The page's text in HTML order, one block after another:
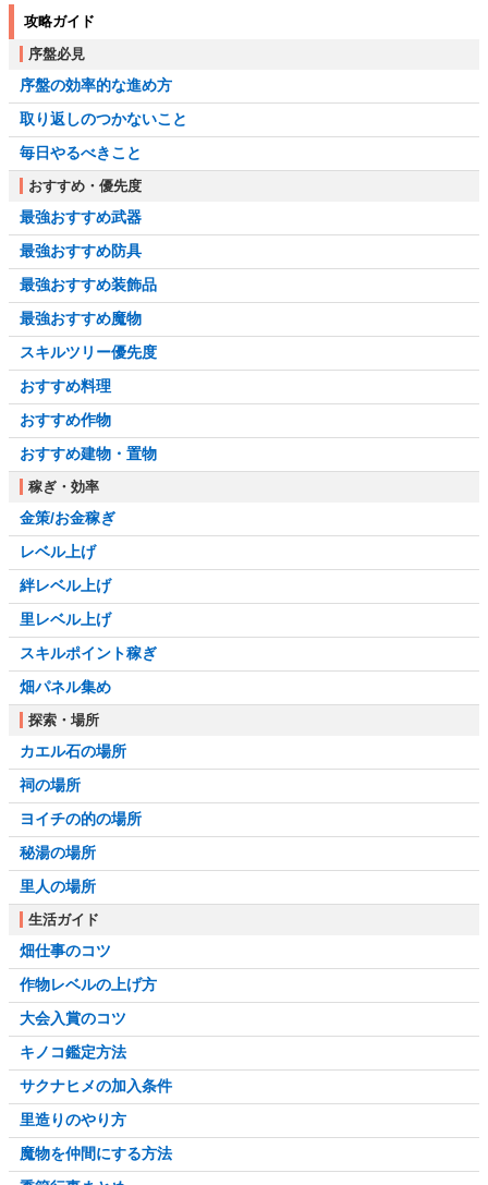
攻略ガイド
序盤必見
序盤の効率的な進め方
取り返しのつかないこと
毎日やるべきこと
おすすめ・優先度
最強おすすめ武器
最強おすすめ防具
最強おすすめ装飾品
最強おすすめ魔物
スキルツリー優先度
おすすめ料理
おすすめ作物
おすすめ建物・置物
稼ぎ・効率
金策/お金稼ぎ
レベル上げ
絆レベル上げ
里レベル上げ
スキルポイント稼ぎ
畑パネル集め
探索・場所
カエル石の場所
祠の場所
ヨイチの的の場所
秘湯の場所
里人の場所
生活ガイド
畑仕事のコツ
作物レベルの上げ方
大会入賞のコツ
キノコ鑑定方法
サクナヒメの加入条件
里造りのやり方
魔物を仲間にする方法